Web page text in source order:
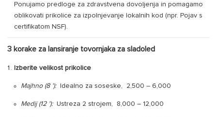
Ponujamo predloge za zdravstvena dovoljenja in pomagamo
oblikovati prikolice za izpolnjevanje lokalnih kod (npr. Pojav s
certifikatom NSF).
3 korake za lansiranje tovornjaka za sladoled
Izberite velikost prikolice
Majhno (8 '): Idealno za soseske, 2,500 – 6,000
Medij (12 '): Ustreza 2 strojem, 8,000 – 12,000